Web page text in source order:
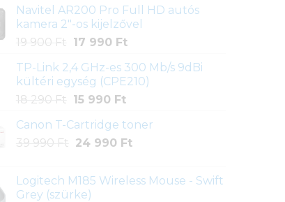
was:
114
900 Ft.
is:
92
Navitel AR200 Pro Full HD autós
kamera 2"-os kijelzővel
19 900 Ft
Original
was:
19
900 Ft.
17 990 FtCurrent
is:
17
TP-Link 2,4 GHz-es 300 Mb/s 9dBi
kültéri egység (CPE210)
18 290 Ft
Original
was:
18
15 990 FtCurrent
is:
15
Canon T-Cartridge toner
39 990 Ft
Original
39
24 990 FtCurrent
24
Logitech M185 Wireless Mouse - Swift
Grey (szürke)